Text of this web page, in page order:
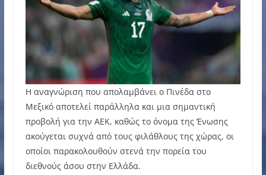
Η αναγνώριση που απολαμβάνει ο Πινέδα στο
Μεξικό αποτελεί παράλληλα και μια σημαντική
προβολή για την ΑΕΚ, καθώς το όνομα της Ένωσης
ακούγεται συχνά από τους φιλάθλους της χώρας, οι
οποίοι παρακολουθούν στενά την πορεία του
διεθνούς άσου στην Ελλάδα.